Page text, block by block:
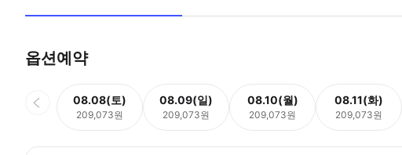
옵션예약
08.08(토)
209,073원
08.09(일)
209,073원
08.10(월)
209,073원
08.11(화)
209,073원